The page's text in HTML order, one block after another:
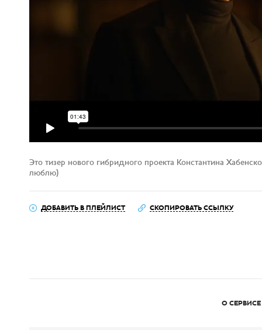
Это тизер нового гибридного проекта Константина
люблю)
ДОБАВИТЬ В ПЛЕЙЛИСТ СКОПИРОВАТЬ ССЫЛКУ
О СЕРВИСЕ